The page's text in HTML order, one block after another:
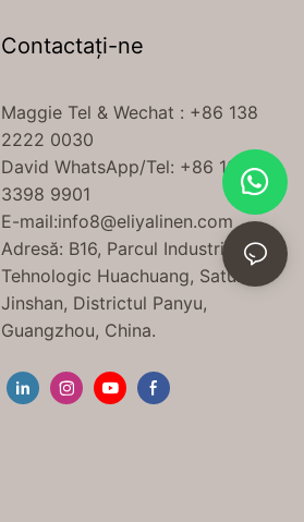
Contactaţi-ne
Maggie Tel & Wechat : +86 138
2222 0030
David WhatsApp/Tel: +86 189
3398 9901
E-mail:info8@eliyalinen.com
Adresă: B16, Parcul Industrial
Tehnologic Huachuang, Satul
Jinshan, Districtul Panyu,
Guangzhou, China.